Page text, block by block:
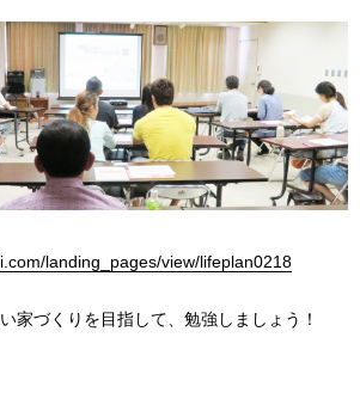
landing_pages/view/lifeplan0218
家づくりを目指して、勉強しましょう！